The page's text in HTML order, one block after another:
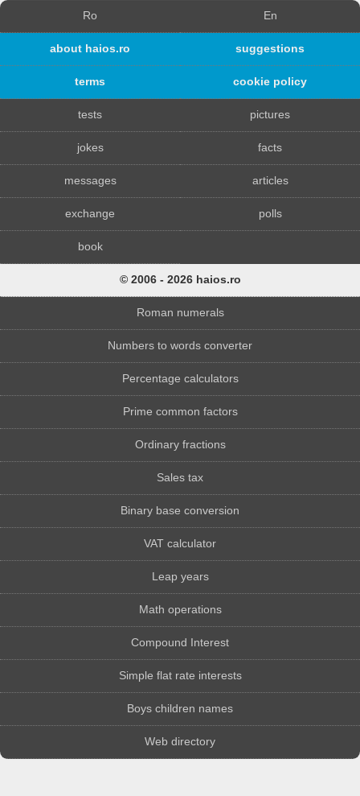
Ro En
about haios.ro suggestions
terms cookie policy
tests pictures
jokes facts
messages articles
exchange polls
book
© 2006 - 2026 haios.ro
Roman numerals
Numbers to words converter
Percentage calculators
Prime common factors
Ordinary fractions
Sales tax
Binary base conversion
VAT calculator
Leap years
Math operations
Compound Interest
Simple flat rate interests
Boys children names
Web directory